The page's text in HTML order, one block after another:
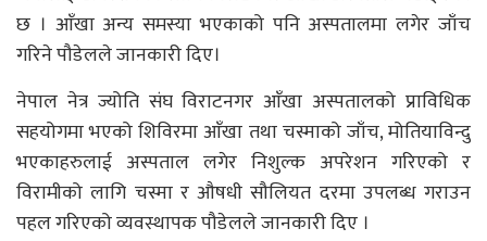
छ । आँखा अन्य समस्या भएकाको पनि अस्पतालमा लगेर जाँच
गरिने पौडेलले जानकारी दिए।
नेपाल नेत्र ज्योति संघ विराटनगर आँखा अस्पतालको प्राविधिक
सहयोगमा भएको शिविरमा आँखा तथा चस्माको जाँच, मोतियाविन्दु
भएकाहरुलाई अस्पताल लगेर निशुल्क अपरेशन गरिएको र
विरामीको लागि चस्मा र औषधी सौलियत दरमा उपलब्ध गराउन
पहल गरिएको व्यवस्थापक पौडेलले जानकारी दिए ।